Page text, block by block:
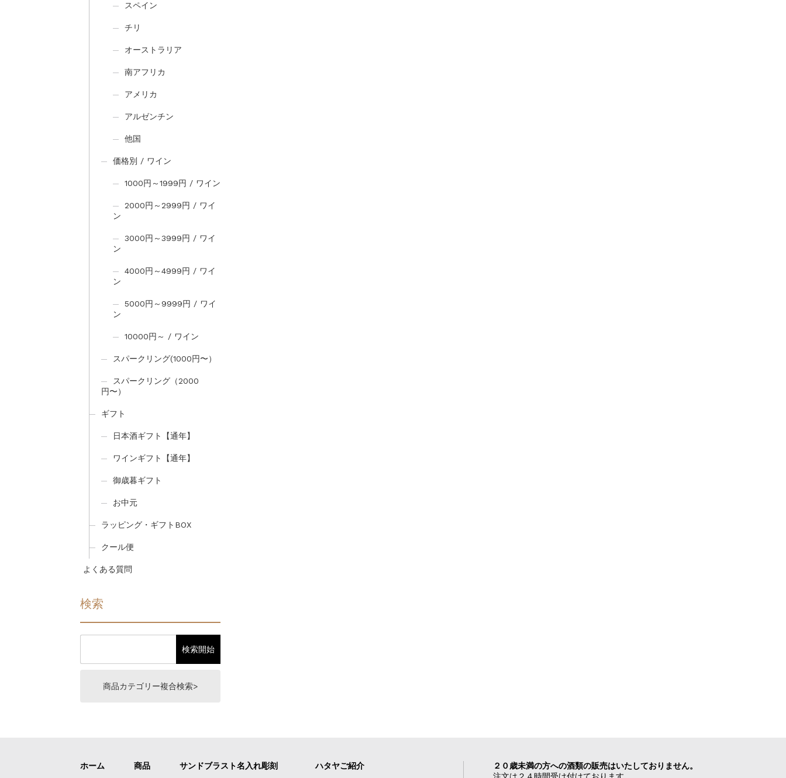
スペイン
チリ
オーストラリア
南アフリカ
アメリカ
アルゼンチン
他国
価格別 / ワイン
1000円～1999円 / ワイン
2000円～2999円 / ワイ
ン
3000円～3999円 / ワイ
ン
4000円～4999円 / ワイ
ン
5000円～9999円 / ワイ
ン
10000円～ / ワイン
スパークリング(1000円〜）
スパークリング（2000
円〜）
ギフト
日本酒ギフト【通年】
ワインギフト【通年】
御歳暮ギフト
お中元
ラッピング・ギフトBOX
クール便
よくある質問
検索
商品カテゴリー複合検索>
２０歳未満の方への酒類の販売はいたしておりません。
注文は２４時間受け付けております。
ホーム 商品 サンドブラスト名入れ彫刻 ハタヤご紹介